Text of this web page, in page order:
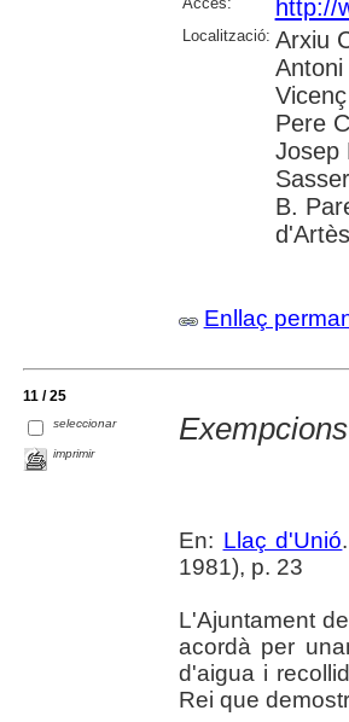
http://
Localització: Arxiu
Pere
Josep
B.
d'Artès
Enllaç
11 / 25
seleccionar
imprimir
En: Llaç d'Unió
1981), p. 23
L'Ajuntament
acordà per
d'aigua i
Rei que